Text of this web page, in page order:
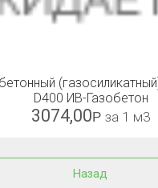
D400 ИВ-Газобетон
3074,00Р за 1 м3
Назад